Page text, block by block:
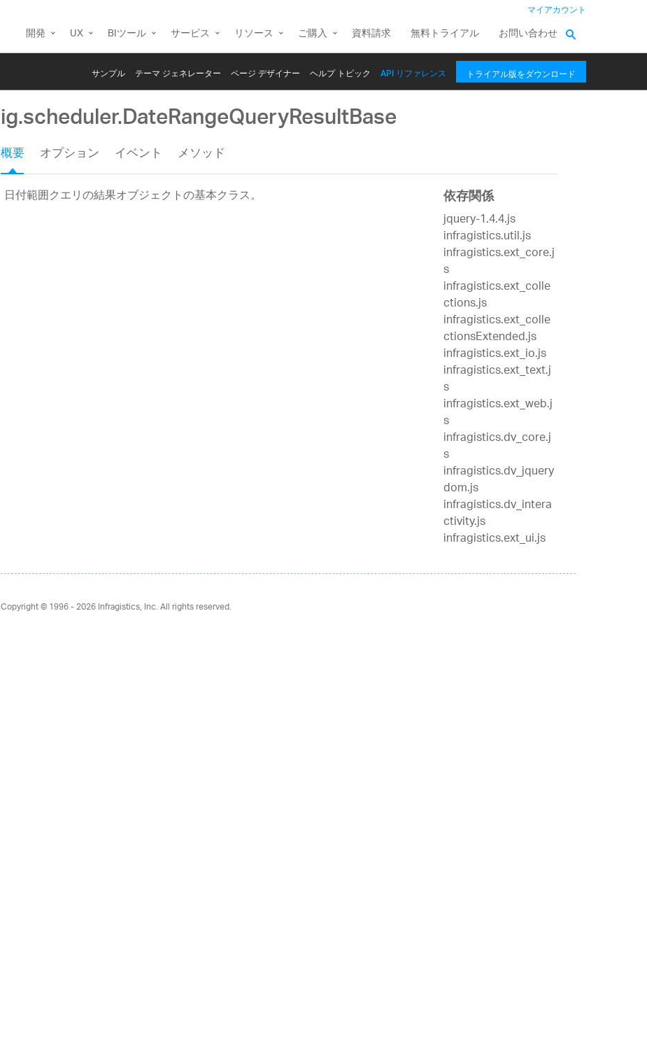
マイアカウント
開発 UX BIツール サービス リソース ご購入 資料請求 無料トライアル お問い合わせ
サンプル テーマ ジェネレーター ページ デザイナー ヘルプ トピック API リファレンス トライアル版をダウンロード
ig.scheduler.DateRangeQueryResultBase
概要 オプション イベント メソッド
日付範囲クエリの結果オブジェクトの基本クラス。 依存関係
jquery-1.4.4.js
infragistics.util.js
infragistics.ext_core.j
s
infragistics.ext_colle
ctions.js
infragistics.ext_colle
ctionsExtended.js
infragistics.ext_io.js
infragistics.ext_text.j
s
infragistics.ext_web.j
s
infragistics.dv_core.j
s
infragistics.dv_jquery
dom.js
infragistics.dv_intera
ctivity.js
infragistics.ext_ui.js
Copyright © 1996 - 2026Infragistics, Inc. All rights reserved.